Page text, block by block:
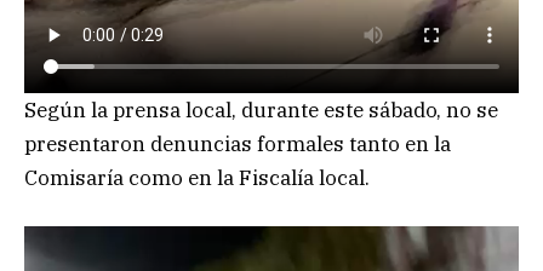
Según la prensa local, durante este sábado, no se
presentaron denuncias formales tanto en la
Comisaría como en la Fiscalía local.